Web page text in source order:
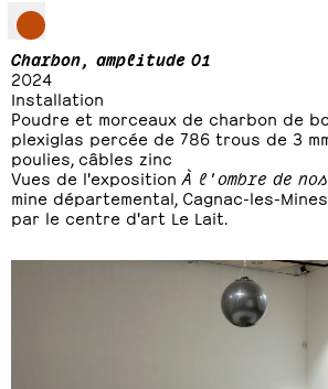
Charbon, amplitude 01
2024
Installation
Poudre et morceaux de charbon de
plexiglas percée de 786 trous de 3
poulies, câbles zinc
Vues de l'exposition À l'ombre de
mine départemental, Cagnac-les-
par le centre d'art Le Lait.